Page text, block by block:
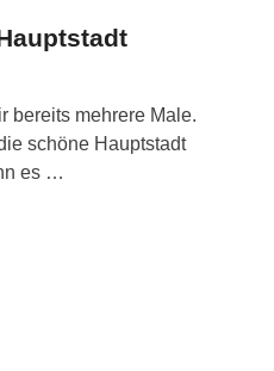
bereits mehrere Male.
schöne Hauptstadt
es …